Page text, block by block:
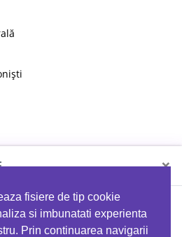
fisiere de tip cookie
si imbunatati experienta
Prin continuarea navigarii
×